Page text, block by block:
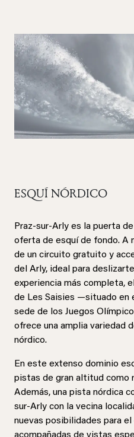
ESQUÍ NÓRDICO
Praz-sur-Arly es la puerta
oferta de esquí de fondo. A
de un circuito gratuito y
del Arly, ideal para
experiencia más completa,
de Les Saisies —situado en
sede de los Juegos
ofrece una amplia variedad
nórdico.
En este extenso dominio
pistas de gran altitud como
Además, una pista nórdica
sur-Arly con la vecina
nuevas posibilidades para
acompañadas de vistas